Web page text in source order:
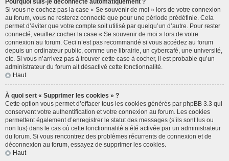
Pourquoi suis-je déconnecté automatiquement ?
Si vous ne cochez pas la case « Se souvenir de moi » lors de votre connexion
au forum, vous ne resterez connecté que pour une période prédéfinie. Cela
permet d’éviter que votre compte soit utilisé par quelqu’un d’autre. Pour rester
connecté, veuillez cocher la case « Se souvenir de moi » lors de votre
connexion au forum. Ceci n’est pas recommandé si vous accédez au forum
depuis un ordinateur public, comme une librairie, un cybercafé, une université,
etc. Si vous n’arrivez pas à trouver cette case à cocher, il est probable qu’un
administrateur du forum ait désactivé cette fonctionnalité.
Haut
À quoi sert « Supprimer les cookies » ?
Cette option vous permet d’effacer tous les cookies générés par phpBB 3.3 qui
conservent votre authentification et votre connexion au forum. Les cookies
permettent également d’enregistrer le statut des messages (s’ils sont lus ou
non lus) dans le cas où cette fonctionnalité a été activée par un administrateur
du forum. Si vous rencontrez des problèmes récurrents de connexion et de
déconnexion au forum, essayez de supprimer les cookies.
Haut